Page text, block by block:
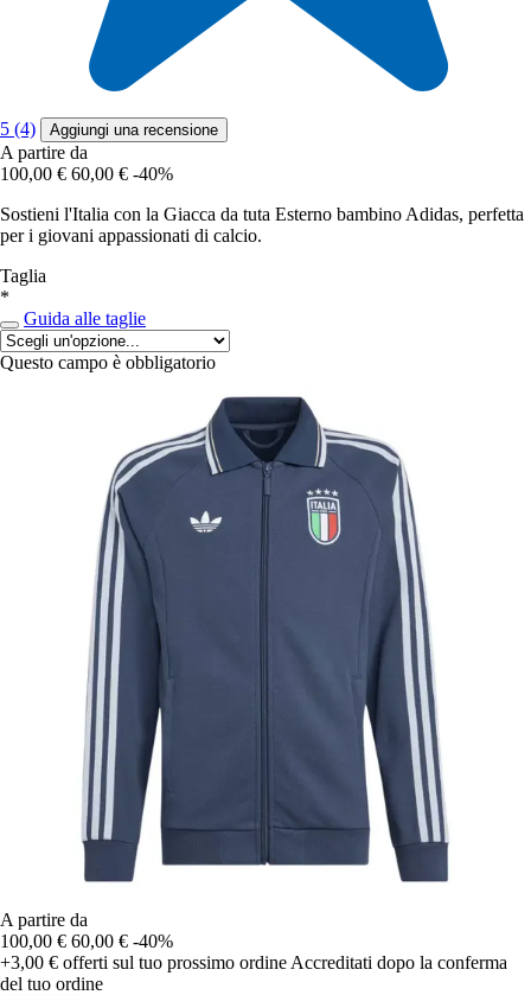
5 (4) Aggiungi una recensione
A partire da
100,00 € 60,00 € -40%
Sostieni l'Italia con la Giacca da tuta Esterno bambino Adidas, perfetta
per i giovani appassionati di calcio.
Taglia
*
Guida alle taglie
Questo campo è obbligatorio
A partire da
100,00 € 60,00 € -40%
+3,00 € offerti sul tuo prossimo ordine Accreditati dopo la conferma
del tuo ordine